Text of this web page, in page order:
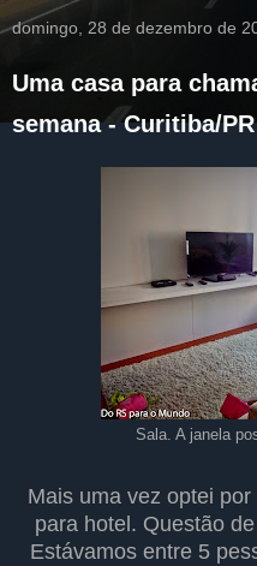
domingo, 28 de dezembro de
Uma casa para
semana - Curitiba/PR
Sala. A janela
Mais uma vez optei
para hotel. Questão
Estávamos entre 5